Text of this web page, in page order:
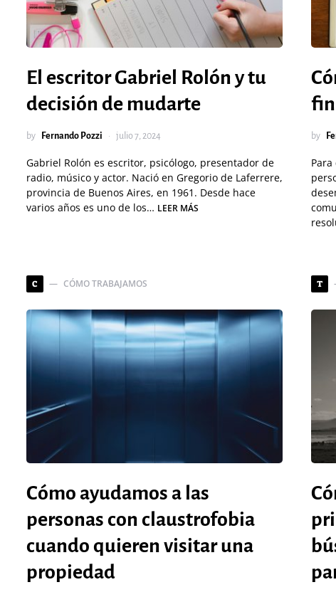
El escritor Gabriel Rolón y tu
decisión de mudarte
by Fernando Pozzi julio 7, 2024
Gabriel Rolón es escritor, psicólogo, presentador de
radio, músico y actor. Nació en Gregorio de Laferrere,
provincia de Buenos Aires, en 1961. Desde hace
varios años es uno de los… LEER MÁS
fin
by
C CÓMO TRABAJAMOS
Cómo ayudamos a las
personas con claustrofobia
cuando quieren visitar una
propiedad
T